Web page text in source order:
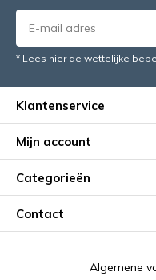
* Lees hier de wettelijke
Klantenservice
Mijn account
Categorieën
Contact
Algemene